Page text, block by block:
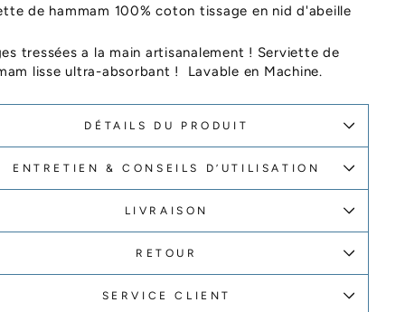
de hammam 100% coton tissage en nid d'abeille
tressées a la main artisanalement ! Serviette de
lisse ultra-absorbant ! Lavable en Machine.
DÉTAILS DU PRODUIT
ENTRETIEN & CONSEILS D’UTILISATION
LIVRAISON
RETOUR
SERVICE CLIENT